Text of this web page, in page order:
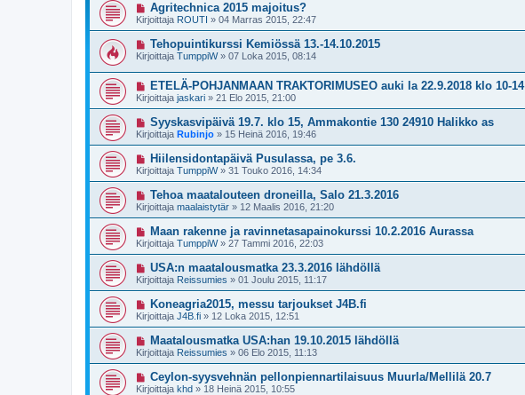
Agritechnica 2015 majoitus?
Kirjoittaja ROUTI » 04 Marras 2015, 22:47
Tehopuintikurssi Kemiössä 13.-14.10.2015
Kirjoittaja TumppiW» 07 Loka 2015, 08:14
ETELÄ-POHJANMAAN TRAKTORIMUSEO auki la 22.9.2018 klo 10-14
Kirjoittaja jaskari » 21 Elo 2015, 21:00
Syyskasvipäivä 19.7. klo 15, Ammakontie 130 24910 Halikko as
Kirjoittaja Rubinjo » 15 Heinä 2016, 19:46
Hiilensidontapäivä Pusulassa, pe 3.6.
Kirjoittaja TumppiW» 31 Touko 2016, 14:34
Tehoa maatalouteen droneilla, Salo 21.3.2016
Kirjoittaja maalaistytär » 12 Maalis 2016, 21:20
Maan rakenne ja ravinnetasapainokurssi 10.2.2016 Aurassa
Kirjoittaja TumppiW» 27 Tammi 2016, 22:03
USA:n maatalousmatka 23.3.2016 lähdöllä
Kirjoittaja Reissumies » 01 Joulu 2015, 11:17
Koneagria2015, messu tarjoukset J4B.fi
Kirjoittaja J4B.fi » 12 Loka 2015, 12:51
Maatalousmatka USA:han 19.10.2015 lähdöllä
Kirjoittaja Reissumies » 06 Elo 2015, 11:13
Ceylon-syysvehnän pellonpiennartilaisuus Muurla/Mellilä 20.7
Kirjoittaja khd » 18 Heinä 2015, 10:55